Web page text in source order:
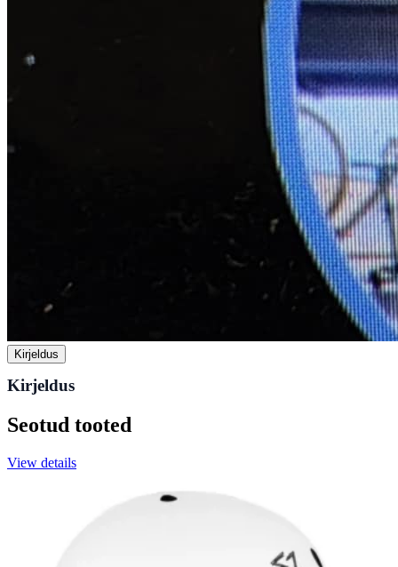
Kirjeldus
Kirjeldus
Seotud tooted
View details